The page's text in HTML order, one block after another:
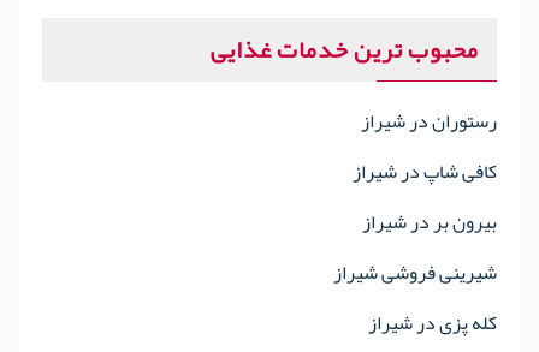
محبوب ترین خدمات غذایی
رستوران در شیراز
کافی شاپ در شیراز
بیرون بر در شیراز
شیرینی فروشی شیراز
کله پزی در شیراز